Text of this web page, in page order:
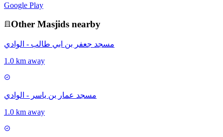
Google Play
Other Masjids nearby
مسجد جعفر بن ابي طالب - الوادي
1.0 km away
مسجد عمار بن ياسر - الوادي
1.0 km away